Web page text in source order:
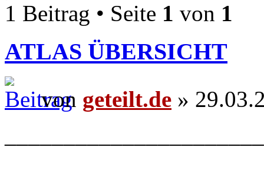
1 Beitrag • Seite 1 von 1
ATLAS ÜBERSICHT
von geteilt.de »